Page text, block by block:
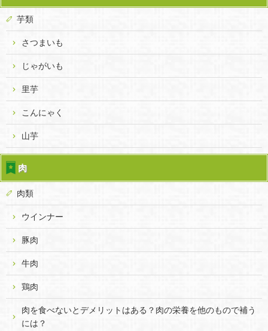
芋類
さつまいも
じゃがいも
里芋
こんにゃく
山芋
肉
肉類
ウインナー
豚肉
牛肉
鶏肉
肉を食べないとデメリットはある？肉の栄養を他のもので補う
には？